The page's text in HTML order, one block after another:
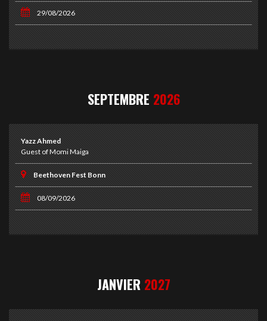
29/08/2026
SEPTEMBRE 2026
Yazz Ahmed
Guest of Momi Maiga
Beethoven Fest Bonn
08/09/2026
JANVIER 2027